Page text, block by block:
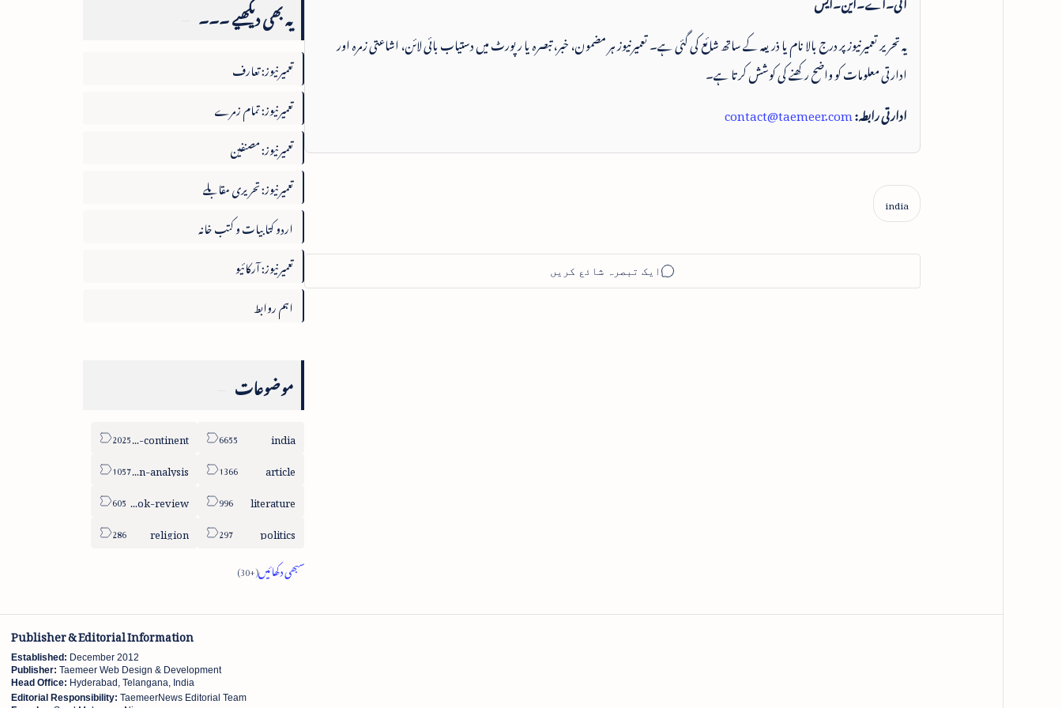
یہ تحریر تعمیرنیوز پر درج بالا نام یا ذریعہ کے ساتھ شائع کی گئی ہے۔ تعمیرنیوز ہر مضمون، خبر، تبصرہ یا رپورٹ میں دستیاب بائی لائن، اشاعتی زمرہ اور
ادارتی معلومات کو واضح رکھنے کی کوشش کرتا ہے۔
ادارتی رابطہ:contact@taemeer.com
یہ بھی دیکھیے ۔۔۔
تعمیرنیوز: تعارف
تعمیرنیوز: تمام زمرے
تعمیرنیوز: مصنفین
تعمیرنیوز: تحریری مقابلے
اردو کتابیات و کتب خانہ
تعمیرنیوز: آرکائیو
اہم روابط
موضوعات
india
sub-continent
article
column-analysis
literature
book-review
politics
religion
Publisher & Editorial Information
Established: December 2012
Publisher: Taemeer Web Design & Development
Head Office: Hyderabad, Telangana, India
Editorial Responsibility: TaemeerNews Editorial Team